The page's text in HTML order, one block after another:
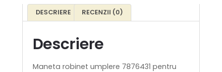
DESCRIERE RECENZII (0)
Descriere
Maneta robinet umplere 7876431 pentru